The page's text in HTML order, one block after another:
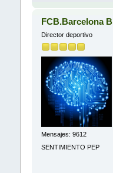
FCB.Barcelona B
Director deportivo
Mensajes: 9612
SENTIMIENTO PEP